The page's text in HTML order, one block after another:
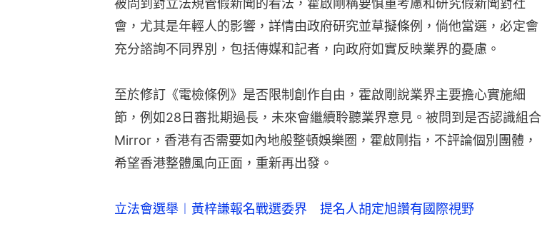
會，尤其是年輕人的影響，詳情由政府研究並草擬條例，倘他當選，必定會
充分諮詢不同界別，包括傳媒和記者，向政府如實反映業界的憂慮。
至於修訂《電檢條例》是否限制創作自由，霍啟剛說業界主要擔心實施細
節，例如28日審批期過長，未來會繼續聆聽業界意見。被問到是否認識組合
Mirror，香港有否需要如內地般整頓娛樂圈，霍啟剛指，不評論個別團體，
希望香港整體風向正面，重新再出發。
立法會選舉︱黃梓謙報名戰選委界 提名人胡定旭讚有國際視野